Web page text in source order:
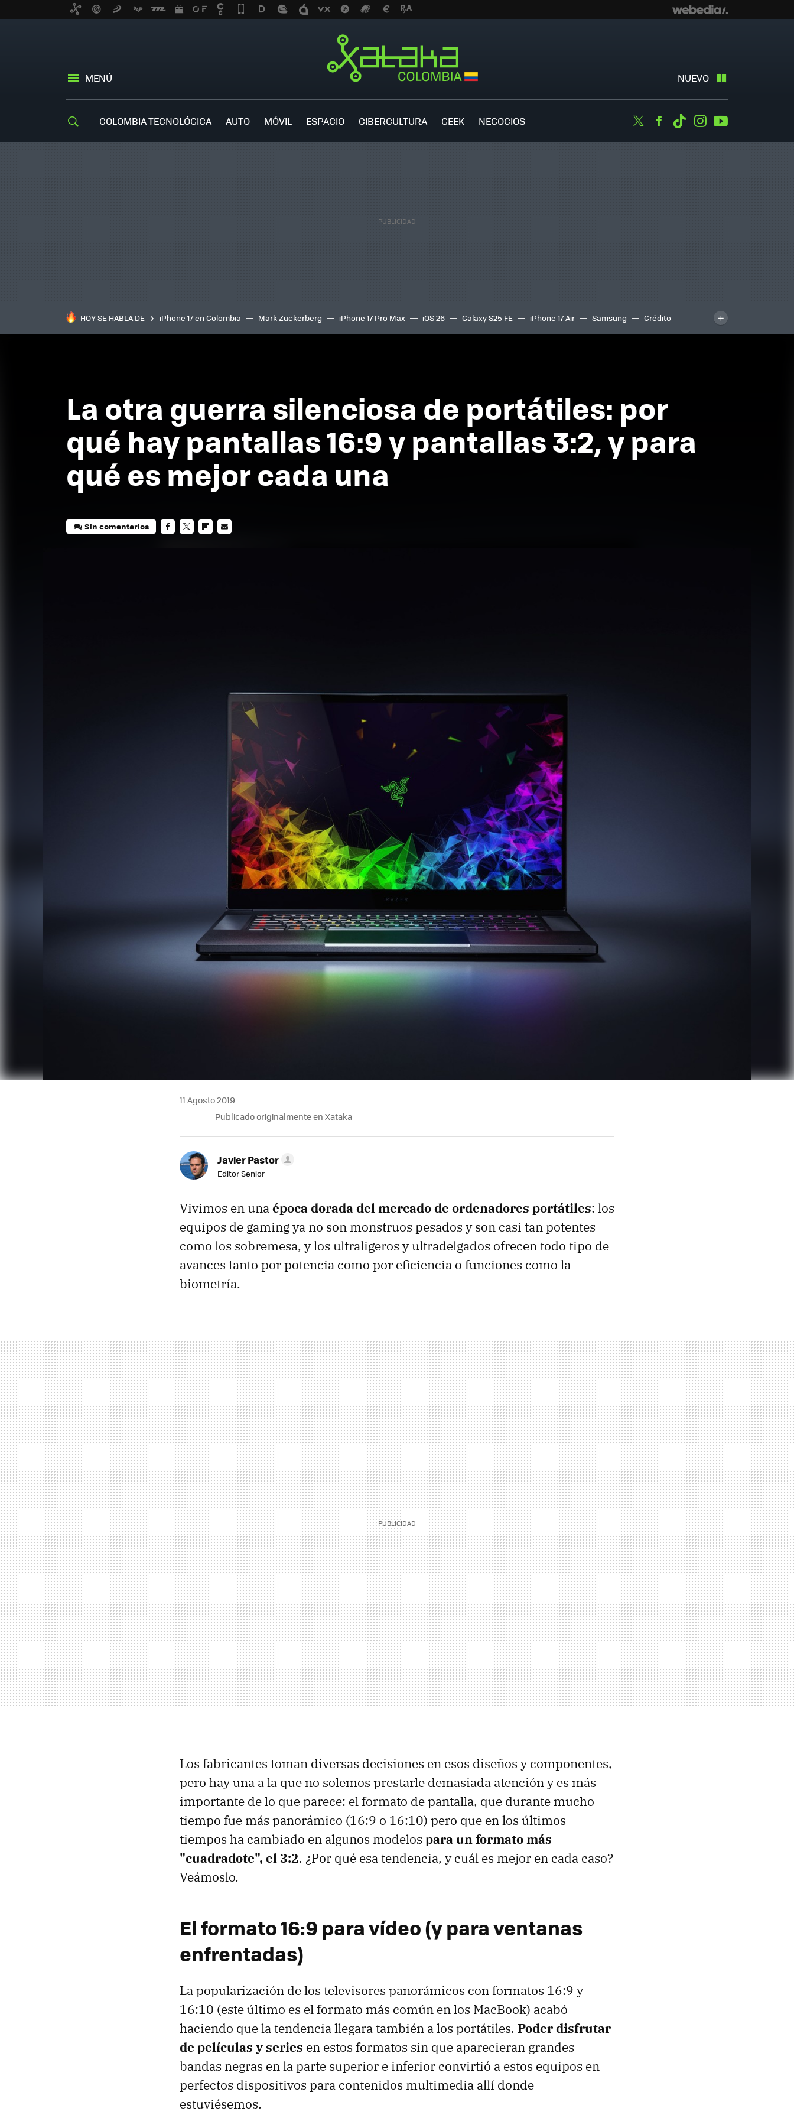
MENÚ NUEVO
COLOMBIA TECNOLÓGICA AUTO MÓVIL ESPACIO CIBERCULTURA GEEK NEGOCIOS TwitterFacebook
TiktokInstagram
HOY SE HABLA DE iPhone 17 en Colombia Mark Zuckerberg iPhone 17 Pro Max iOS 26 Galaxy S25 FE iPhone 17 Air Samsung
Crédito
inteligente
IA TCL C8K
La otra guerra silenciosa de portátiles: por
qué hay pantallas 16:9 y pantallas 3:2, y para
qué es mejor cada una
Sin comentarios
11 Agosto 2019
Publicado originalmente en Xataka
Javier Pastor
Editor Senior
Vivimos en unaépoca dorada del mercado de ordenadores portátiles: los
equipos de gaming ya no son monstruos pesados y son casi tan potentes
como los sobremesa, y los ultraligeros y ultradelgados ofrecen todo tipo de
avances tanto por potencia como por eficiencia o funciones como la
biometría.
Los fabricantes toman diversas decisiones en esos diseños y componentes,
pero hay una a la que no solemos prestarle demasiada atención y es más
importante de lo que parece: el formato de pantalla, que durante mucho
tiempo fue más panorámico (16:9 o 16:10) pero que en los últimos
tiempos ha cambiado en algunos modelos para un formato más
"cuadradote", el 3:2. ¿Por qué esa tendencia, y cuál es mejor en cada caso?
Veámoslo.
El formato 16:9 para vídeo (y para ventanas
enfrentadas)
La popularización de los televisores panorámicos con formatos 16:9 y
16:10 (este último es el formato más común en los MacBook) acabó
haciendo que la tendencia llegara también a los portátiles. Poder disfrutar
de películas y series en estos formatos sin que aparecieran grandes
bandas negras en la parte superior e inferior convirtió a estos equipos en
perfectos dispositivos para contenidos multimedia allí donde
estuviésemos.